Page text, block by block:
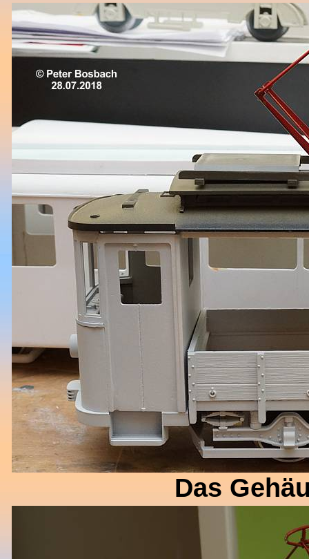
Das